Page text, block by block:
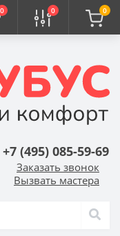
0 0 0
+7 (495) 085-59-69
Заказать звонок
Вызвать мастера